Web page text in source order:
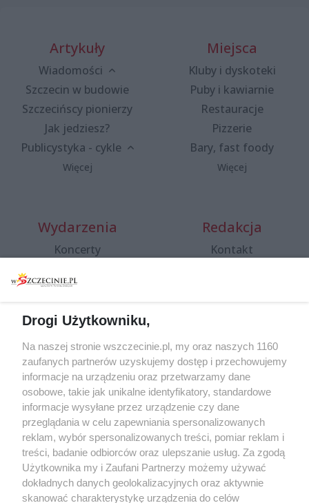
Artykuły
Wiadomości
Szczecin w budowie
Szczecińscy pionierzy
Jak jedziesz?
Publicystyka - cykle
Więcej
Miejsca
Kluby i dyskoteki
Puby i kawiarnie
Restauracje
Pizzerie
Bary, fast foody
Więcej
Wydarzenia
Koncerty
Spacery i oprowadzania
targi
Wernisaże
Więcej
Redakcja
Kontakt
Specjalny koncert z okazji
20. urodzin portalu
wSzczecinie.pl
Regulamin konkursów
śniadaniówka "Hej
Szczecin! Jest piątek!"
Partnerzy
Drogi Użytkowniku,
Na naszej stronie wszczecinie.pl, my oraz naszych 1160
zaufanych partnerów uzyskujemy dostęp i przechowujemy
informacje na urządzeniu oraz przetwarzamy dane
osobowe, takie jak unikalne identyfikatory, standardowe
informacje wysyłane przez urządzenie czy dane
przeglądania w celu zapewniania spersonalizowanych
reklam, wybór spersonalizowanych treści, pomiar reklam i
treści, badanie odbiorców oraz ulepszanie usług. Za zgodą
Użytkownika my i Zaufani Partnerzy możemy używać
dokładnych danych geolokalizacyjnych oraz aktywnie
skanować charakterystykę urządzenia do celów